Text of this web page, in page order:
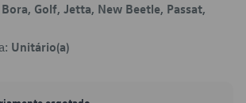
Bora, Golf, Jetta, New Beetle, Passat,
Unitário(a)